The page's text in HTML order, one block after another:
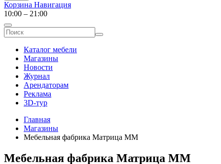
Корзина Навигация
10:00 – 21:00
Каталог мебели
Магазины
Новости
Журнал
Арендаторам
Реклама
3D-тур
Главная
Магазины
Мебельная фабрика Матрица ММ
Мебельная фабрика Матрица ММ